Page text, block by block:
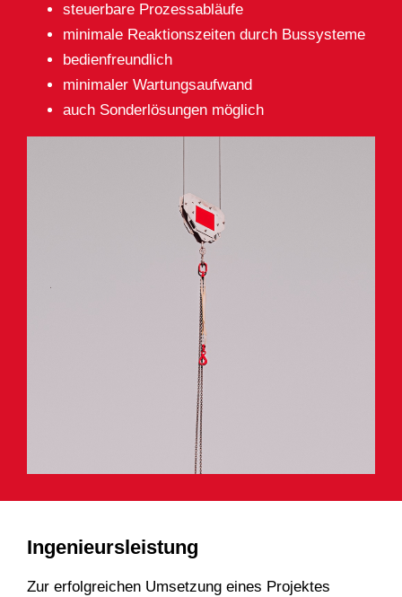
steuerbare Prozessabläufe
minimale Reaktionszeiten durch Bussysteme
bedienfreundlich
minimaler Wartungsaufwand
auch Sonderlösungen möglich
Ingenieursleistung
Zur erfolgreichen Umsetzung eines Projektes